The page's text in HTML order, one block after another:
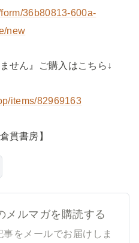
36b80813-600a-
new
せん』ご購入はこちら↓
items/82969163
貫書房】
メルマガを購読する
をメールでお届けしま